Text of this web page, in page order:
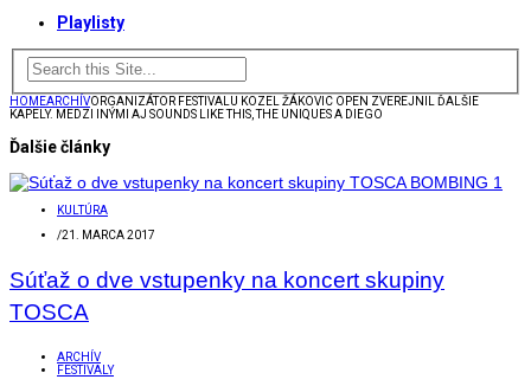
Playlisty
HOMEARCHÍVORGANIZÁTOR FESTIVALU KOZEL ŽÁKOVIC OPEN ZVEREJNIL ĎALŠIE
KAPELY. MEDZI INÝMI AJ SOUNDS LIKE THIS, THE UNIQUES A DIEGO
Ďalšie články
KULTÚRA
/21. MARCA 2017
Súťaž o dve vstupenky na koncert skupiny
TOSCA
ARCHÍV
FESTIVALY